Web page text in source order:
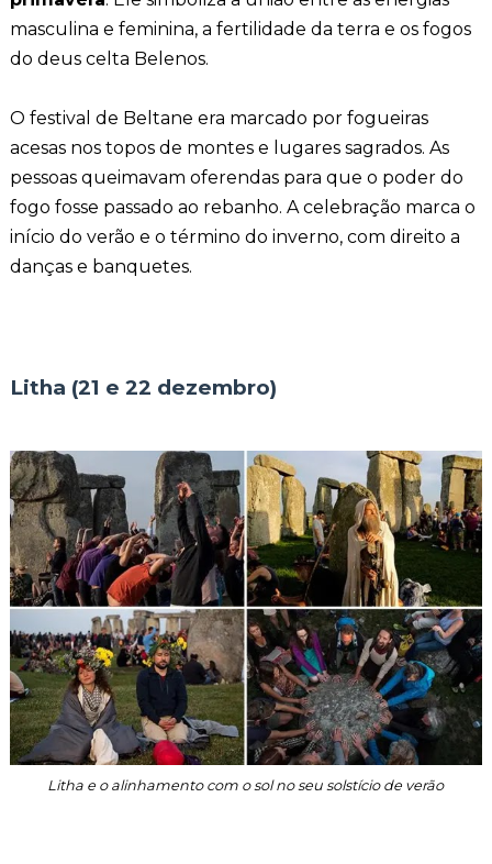
masculina e feminina, a fertilidade da terra e os fogos
do deus celta Belenos.
O festival de Beltane era marcado por fogueiras
acesas nos topos de montes e lugares sagrados. As
pessoas queimavam oferendas para que o poder do
fogo fosse passado ao rebanho. A celebração marca o
início do verão e o término do inverno, com direito a
danças e banquetes.
Litha (21 e 22 dezembro)
Litha e o alinhamento com o sol no seu solstício de verão